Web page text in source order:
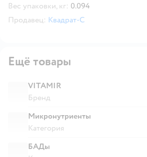
Вес упаковки, кг: 0.094
Продавец: Квадрат-С
Ещё товары
VITAMIR
Бренд
Микронутриенты
Категория
БАДы